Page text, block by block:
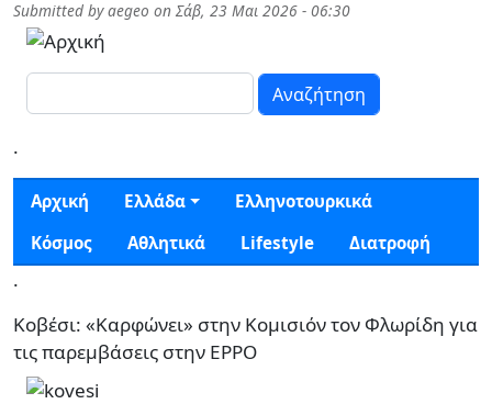
Παράκαμψη προς το κυρίως περιεχόμενο
Submitted byaegeo on Σάβ, 23 Μαι 2026 - 06:30
Αναζήτηση
.
Κεντρική πλοήγηση
Αρχική Ελλάδα
Ελληνοτουρκικά
Κόσμος
Αθλητικά Lifestyle Διατροφή
.
Κοβέσι: «Καρφώνει» στην Κομισιόν τον Φλωρίδη για
τις παρεμβάσεις στην EPPO